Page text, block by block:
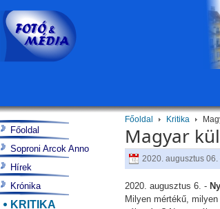
Főoldal Kritika
Magyar
2020. augusztus 06.
2020. augusztus 6. -
Milyen mértékű,
Főoldal
Soproni Arcok Anno
Hírek
Krónika
KRITIKA